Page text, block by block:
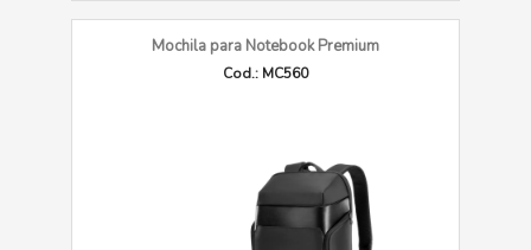
Mochila para Notebook Premium
Cod.: MC560